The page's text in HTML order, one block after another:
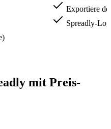
Exportiere
Spreadly-
mit Preis-